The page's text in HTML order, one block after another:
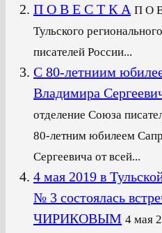
П О В Е С Т К А П О
Тульского
писателей России...
С 80-летниим
Владимира
отделение Союза
80-летним юбилеем
Сергеевича от всей...
4 мая 2019 в
№ 3 состоялась
ЧИРИКОВЫМ 4 мая